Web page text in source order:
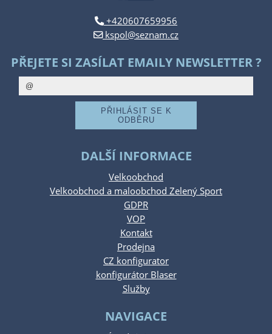
+420607659956
kspol@seznam.cz
PŘEJETE SI ZASÍLAT EMAILY NEWSLETTER ?
DALŠÍ INFORMACE
Velkoobchod
Velkoobchod a maloobchod Zelený Sport
GDPR
VOP
Kontakt
Prodejna
CZ konfigurator
konfigurátor Blaser
Služby
NAVIGACE